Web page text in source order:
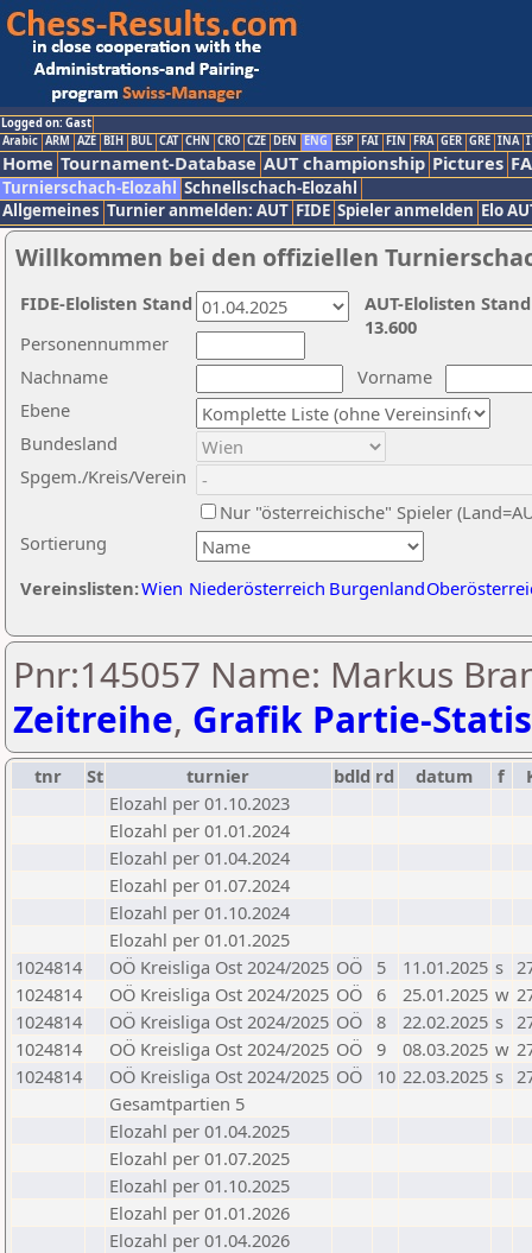
Logged on: Gast
Arabic ARM AZE BIH BUL CAT CHN CRO CZE DEN ENG ESP FAI FIN FRA GER GRE INA
Home Tournament-Database AUT championship Pictures
Turnierschach-Elozahl Schnellschach-Elozahl
Allgemeines Turnier anmelden: AUT FIDE Spieler anmelden Elo
Willkommen bei den offiziellen
Nachname
Vorname
Ebene
Sortierung
Personennummer
Bundesland
Spgem./Kreis/Verein
Nur "österreichische" Spieler
Vereinslisten:Wien Niederösterreich Burgenland
AUT-Elolisten
13.600
FIDE-Elolisten Stand
Pnr:145057 Name: Markus
Zeitreihe, Grafik Partie-
tnr St turnier bdld rd datum f
Elozahl per 01.10.2023
Elozahl per 01.01.2024
Elozahl per 01.04.2024
Elozahl per 01.07.2024
Elozahl per 01.10.2024
Elozahl per 01.01.2025
1024814
OÖ Kreisliga Ost 2024/2025 OÖ 5 11.01.2025 s
1024814
OÖ Kreisliga Ost 2024/2025 OÖ 6 25.01.2025 w
1024814
OÖ Kreisliga Ost 2024/2025 OÖ 8 22.02.2025 s
1024814
OÖ Kreisliga Ost 2024/2025 OÖ 9 08.03.2025 w
1024814
OÖ Kreisliga Ost 2024/2025 OÖ 10 22.03.2025 s
Gesamtpartien 5
Elozahl per 01.04.2025
Elozahl per 01.07.2025
Elozahl per 01.10.2025
Elozahl per 01.01.2026
Elozahl per 01.04.2026